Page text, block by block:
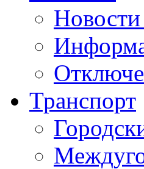
Транспорт